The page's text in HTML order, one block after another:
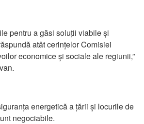
pentru a găsi soluții viabile și
atât cerințelor Comisiei
economice și sociale ale regiunii,”
energetică a țării și locurile de
negociabile.